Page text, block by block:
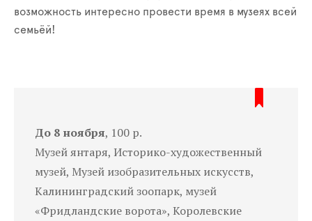
возможность интересно провести время в музеях всей
семьёй!
До 8 ноября, 100 р.
Музей янтаря, Историко-художественный
музей, Музей изобразительных искусств,
Калининградский зоопарк, музей
«Фридландские ворота», Королевские